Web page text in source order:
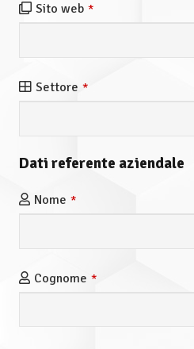
Sito web *
Settore *
Dati referente aziendale
Nome *
Cognome *